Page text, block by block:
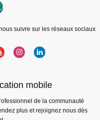
suivre sur les réseaux sociaux
mobile
de la communauté
plus et rejoignez nous dès